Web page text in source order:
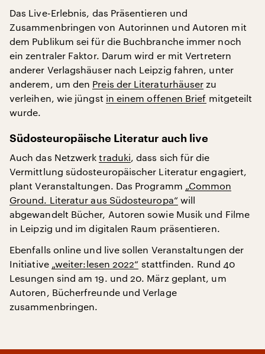
Das Live-Erlebnis, das Präsentieren und
Zusammenbringen von Autorinnen und Autoren mit
dem Publikum sei für die Buchbranche immer noch
ein zentraler Faktor. Darum wird er mit Vertretern
anderer Verlagshäuser nach Leipzig fahren, unter
anderem, um den Preis der Literaturhäuser zu
verleihen, wie jüngst in einem offenen Brief mitgeteilt
wurde.
Südosteuropäische Literatur auch live
Auch das Netzwerktraduki, dass sich für die
Vermittlung südosteuropäischer Literatur engagiert,
plant Veranstaltungen. Das Programm „Common
Ground. Literatur aus Südosteuropa“ will
abgewandelt Bücher, Autoren sowie Musik und Filme
in Leipzig und im digitalen Raum präsentieren.
Ebenfalls online und live sollen Veranstaltungen der
Initiative „weiter:lesen 2022“ stattfinden. Rund 40
Lesungen sind am 19. und 20. März geplant, um
Autoren, Bücherfreunde und Verlage
zusammenbringen.